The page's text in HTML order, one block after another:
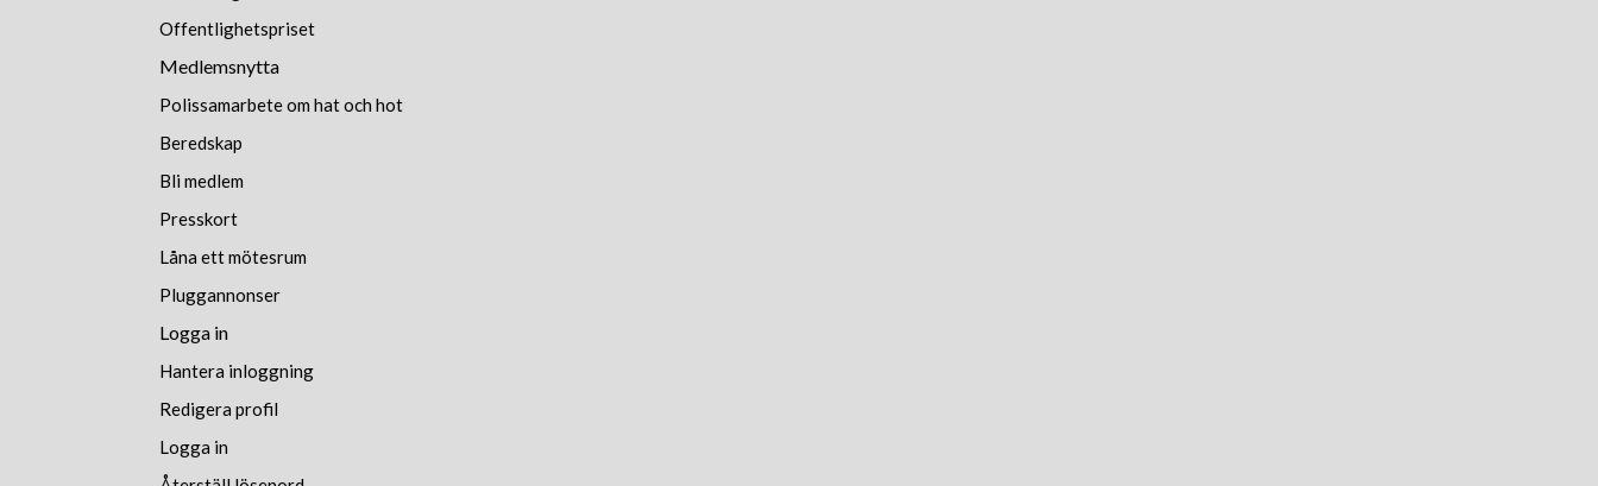
Offentlighetspriset
Medlemsnytta
Polissamarbete om hat och hot
Beredskap
Bli medlem
Presskort
Låna ett mötesrum
Pluggannonser
Logga in
Hantera inloggning
Redigera profil
Logga in